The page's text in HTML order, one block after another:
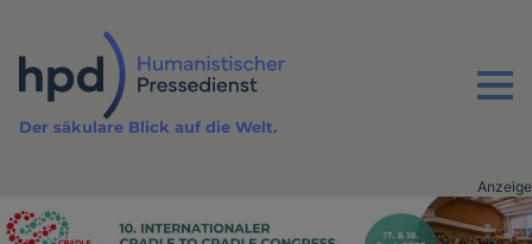
Inhalt
Menu
Der säkulare Blick auf die Welt.
Advertising
Anzeige